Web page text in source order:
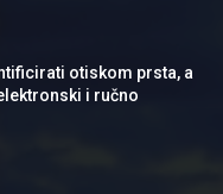
otiskom prsta, a
i ručno